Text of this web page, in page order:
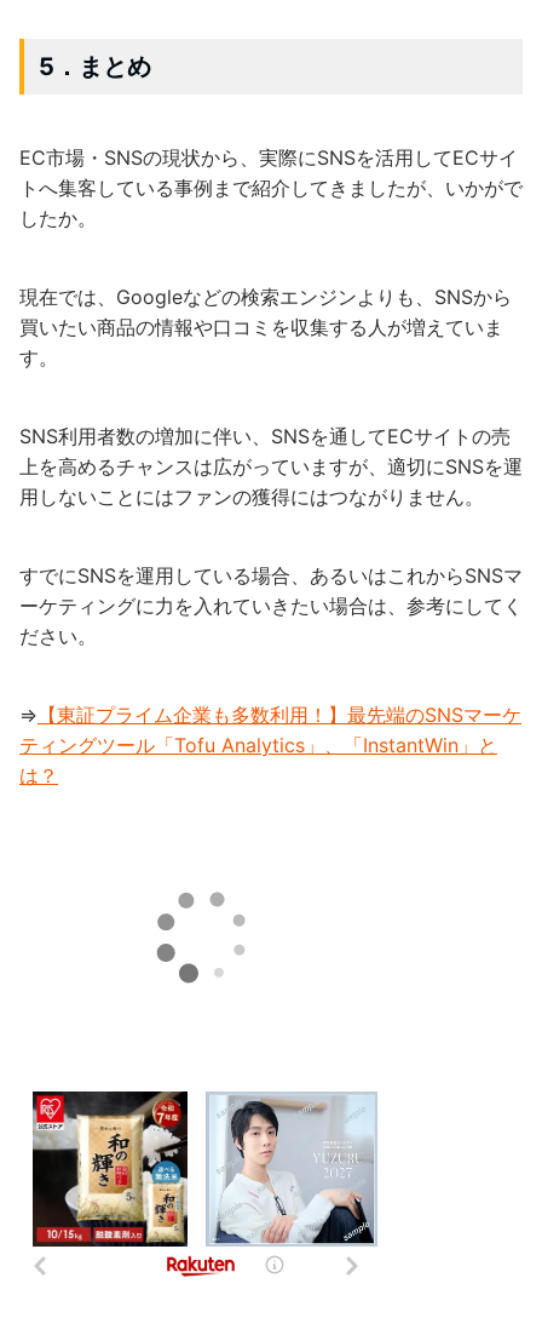
5．まとめ
EC市場・SNSの現状から、実際にSNSを活用してECサイ
トへ集客している事例まで紹介してきましたが、いかがで
したか。
現在では、Googleなどの検索エンジンよりも、SNSから
買いたい商品の情報や口コミを収集する人が増えていま
す。
SNS利用者数の増加に伴い、SNSを通してECサイトの売
上を高めるチャンスは広がっていますが、適切にSNSを運
用しないことにはファンの獲得にはつながりません。
すでにSNSを運用している場合、あるいはこれからSNSマ
ーケティングに力を入れていきたい場合は、参考にしてく
ださい。
⇒ 【東証プライム企業も多数利用！】最先端のSNSマーケ
ティングツール「Tofu Analytics」、「InstantWin」と
は？